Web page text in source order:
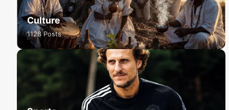
Culture
1128 Posts